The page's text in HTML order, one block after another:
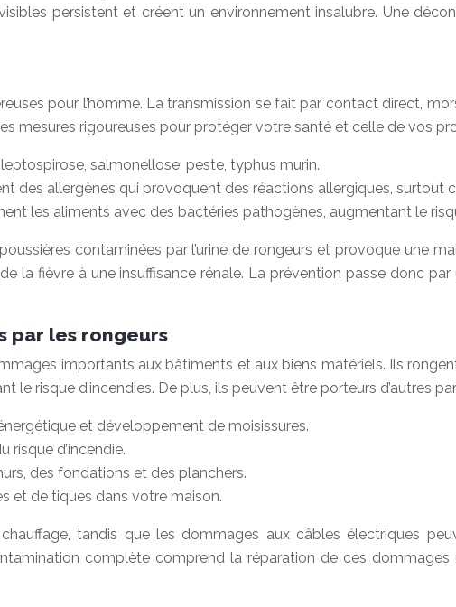
persistent et créent un environnement insalubre. Une
pour l’homme. La transmission se fait par contact direct,
mesures rigoureuses pour protéger votre santé et celle de vos
salmonellose, peste, typhus murin.
des allergènes qui provoquent des réactions allergiques, surtout
les aliments avec des bactéries pathogènes, augmentant le
contaminées par l’urine de rongeurs et provoque une
la fièvre à une insuffisance rénale. La prévention passe donc
par les rongeurs
importants aux bâtiments et aux biens matériels. Ils
risque d’incendies. De plus, ils peuvent être porteurs d’autres
et développement de moisissures.
risque d’incendie.
des fondations et des planchers.
et de tiques dans votre maison.
tandis que les dommages aux câbles électriques
complète comprend la réparation de ces